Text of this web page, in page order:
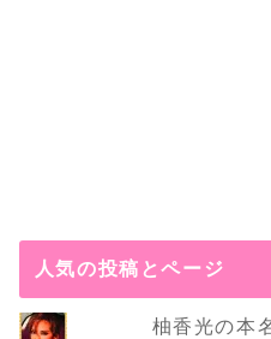
人気の投稿とページ
柚香光の本